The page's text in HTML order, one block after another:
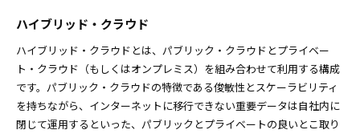
ハイブリッド・クラウド
ハイブリッド・クラウドとは、パブリック・クラウドとプライベー
ト・クラウド（もしくはオンプレミス）を組み合わせて利用する構成
です。パブリック・クラウドの特徴である俊敏性とスケーラビリティ
を持ちながら、インターネットに移行できない重要データは自社内に
閉じて運用するといった、パブリックとプライベートの良いとこ取り